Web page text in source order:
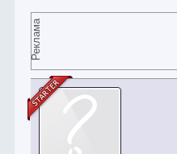
Реклама